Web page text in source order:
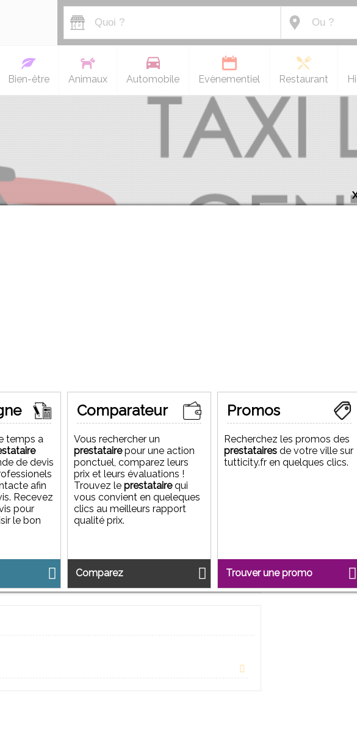
Bien-être Animaux Automobile Evènementiel Restaurant
20
dans le domaine transport privé VTC, elle
voitures et taxis confortables de haute gamme, elle
région de haut de France, grâce à son équipe de
sur son site web en quelques clics
avec vous la réservation pour recevoir un chauffeur
destination.
temps a
de devis
afin
Recevez
pour
le bon
Comparateur
Vous rechercher un
prestatairepour une action
ponctuel, comparez leurs
prix et leurs évaluations !
Trouvez le prestatairequi
vous convient en queleques
clics au meilleurs rapport
qualité prix.
Comparez
Promos
Recherchez les promos des
prestataires de votre ville sur
tutticity.fr en quelques clics.
Trouver une promo